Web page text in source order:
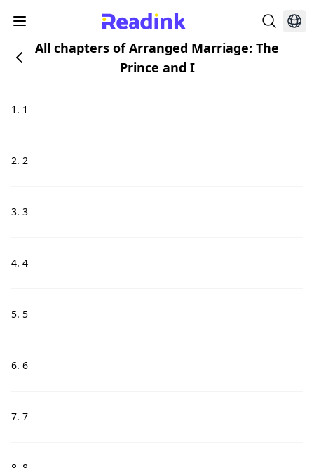
All chapters of Arranged Marriage: The
Prince and I
1. 1
2. 2
3. 3
4. 4
5. 5
6. 6
7. 7